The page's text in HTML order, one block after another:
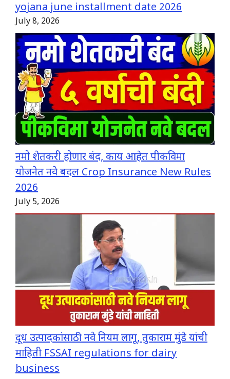
yojana june installment date 2026
July 8, 2026
नमो शेतकरी होणार बंद, काय आहेत पीकविमा
योजनेत नवे बदल Crop Insurance New Rules
2026
July 5, 2026
दूध उत्पादकांसाठी नवे नियम लागू, तुकाराम मुंडे यांची
माहिती FSSAI regulations for dairy
business